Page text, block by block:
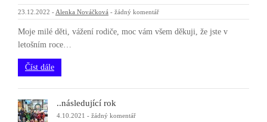
23.12.2022 - Alenka Nováčková - žádný komentář
Moje milé děti, vážení rodiče, moc vám všem děkuji, že jste v
letošním roce…
Číst dále
..následující rok
4.10.2021 - žádný komentář